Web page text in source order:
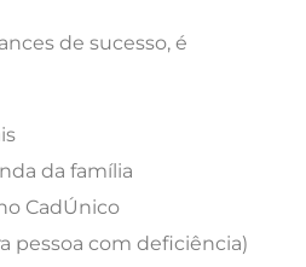
de sucesso, é
da família
CadÚnico
pessoa com deficiência)